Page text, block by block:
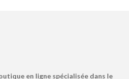
en ligne spécialisée dans le